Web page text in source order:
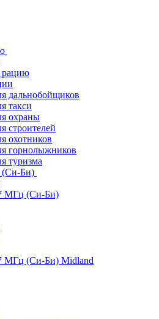
рацию
дальнобойщиков
такси
охраны
строителей
охотников
горнолыжников
туризма
(Си-Би)
МГц (Си-Би)
МГц (Си-Би) Midland